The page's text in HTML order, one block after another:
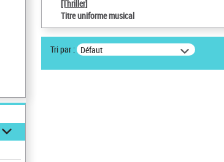
[Thriller]
Titre uniforme musical
Tri par : Défaut